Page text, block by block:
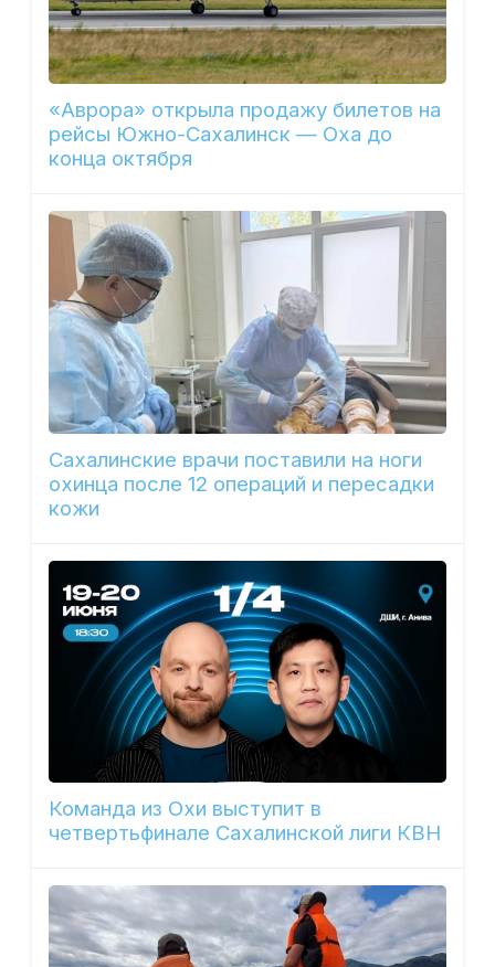
«Аврора» открыла продажу билетов на
рейсы Южно-Сахалинск — Оха до
конца октября
Сахалинские врачи поставили на ноги
охинца после 12 операций и пересадки
кожи
Команда из Охи выступит в
четвертьфинале Сахалинской лиги КВН